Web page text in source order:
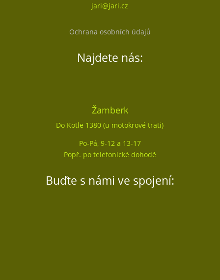
jari@jari.cz
Ochrana osobních údajů
Najdete nás:
Žamberk
Do Kotle 1380 (u motokrové trati)
Po-Pá, 9-12 a 13-17
Popř. po telefonické dohodě
Buďte s námi ve spojení: